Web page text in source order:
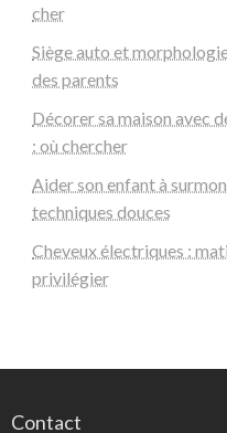
cher
Siège auto et
des parents
Décorer sa maison avec
: où chercher
Aider son enfant à
techniques douces
Cheveux électriques :
privilégier
Contact